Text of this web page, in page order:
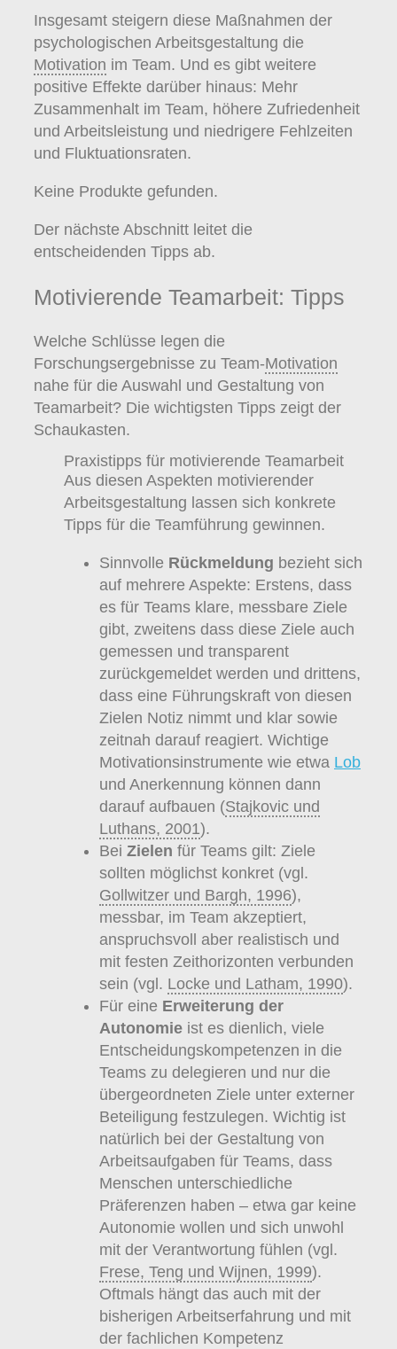
Insgesamt steigern diese Maßnahmen der
psychologischen Arbeitsgestaltung die
Motivation im Team. Und es gibt weitere
positive Effekte darüber hinaus: Mehr
Zusammenhalt im Team, höhere Zufriedenheit
und Arbeitsleistung und niedrigere Fehlzeiten
und Fluktuationsraten.
Keine Produkte gefunden.
Der nächste Abschnitt leitet die
entscheidenden Tipps ab.
Motivierende Teamarbeit: Tipps
Welche Schlüsse legen die
Forschungsergebnisse zu Team-Motivation
nahe für die Auswahl und Gestaltung von
Teamarbeit? Die wichtigsten Tipps zeigt der
Schaukasten.
Praxistipps für motivierende Teamarbeit
Aus diesen Aspekten motivierender
Arbeitsgestaltung lassen sich konkrete
Tipps für die Teamführung gewinnen.
Sinnvolle Rückmeldung bezieht sich
auf mehrere Aspekte: Erstens, dass
es für Teams klare, messbare Ziele
gibt, zweitens dass diese Ziele auch
gemessen und transparent
zurückgemeldet werden und drittens,
dass eine Führungskraft von diesen
Zielen Notiz nimmt und klar sowie
zeitnah darauf reagiert. Wichtige
Motivationsinstrumente wie etwa Lob
und Anerkennung können dann
darauf aufbauen (Stajkovic und
Luthans, 2001).
Bei Zielen für Teams gilt: Ziele
sollten möglichst konkret (vgl.
Gollwitzer und Bargh, 1996),
messbar, im Team akzeptiert,
anspruchsvoll aber realistisch und
mit festen Zeithorizonten verbunden
sein (vgl. Locke und Latham, 1990).
Für eine Erweiterung der
Autonomie ist es dienlich, viele
Entscheidungskompetenzen in die
Teams zu delegieren und nur die
übergeordneten Ziele unter externer
Beteiligung festzulegen. Wichtig ist
natürlich bei der Gestaltung von
Arbeitsaufgaben für Teams, dass
Menschen unterschiedliche
Präferenzen haben – etwa gar keine
Autonomie wollen und sich unwohl
mit der Verantwortung fühlen (vgl.
Frese, Teng und Wijnen, 1999).
Oftmals hängt das auch mit der
bisherigen Arbeitserfahrung und mit
der fachlichen Kompetenz